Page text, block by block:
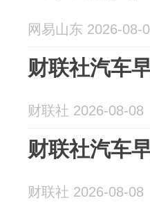
网易山东 2026-08-
财联社汽车
财联社 2026-08-08
财联社汽车
财联社 2026-08-08